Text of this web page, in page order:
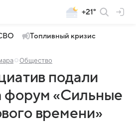
+21°
Топливный кризис
Общество
подали
форум «Сильные
времени»